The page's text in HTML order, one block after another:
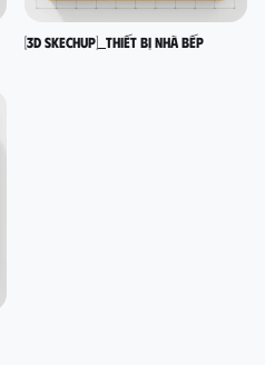
[3D SKECHUP]_Thiết bị nhà bếp